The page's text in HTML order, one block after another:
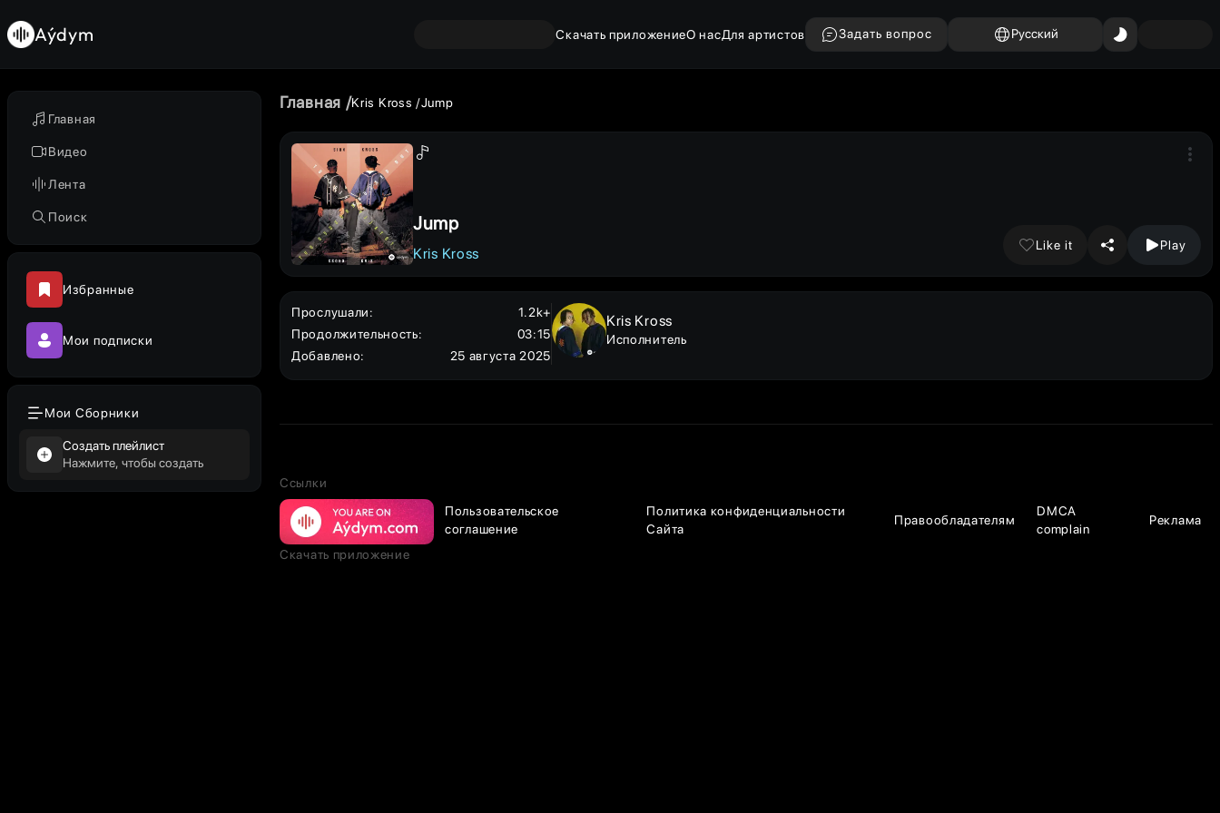
Главная
Видео
Лента
Поиск
Избранные
Мои подписки
Мои Сборники
Создать плейлист
Нажмите, чтобы создать
Aýdym Скачать приложениеО насДля артистов Задать вопрос Русский
Главная Kris Kross Jump
Jump
Kris Kross
Like it Play
Прослушали:
1.2k+
Продолжительность:
03:15
Добавлено: 25 августа 2025
Kris Kross
Исполнитель
Ссылки
Пользовательское
соглашение
Политика конфиденциальности
Сайта
Правообладателям
DMCA
complain
Реклама
Скачать приложение